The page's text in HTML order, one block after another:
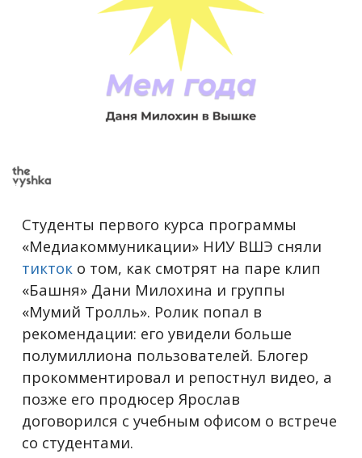
Студенты первого курса программы
«Медиакоммуникации» НИУ ВШЭ сняли
тикток о том, как смотрят на паре клип
«Башня» Дани Милохина и группы
«Мумий Тролль». Ролик попал в
рекомендации: его увидели больше
полумиллиона пользователей. Блогер
прокомментировал и репостнул видео, а
позже его продюсер Ярослав
договорился с учебным офисом о встрече
со студентами.